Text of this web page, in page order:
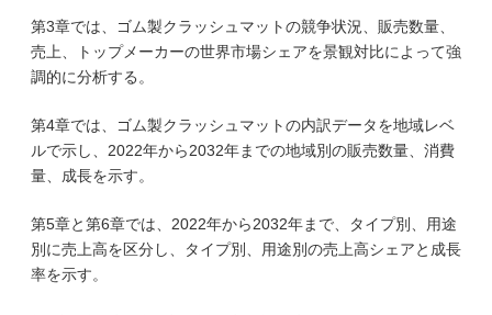
第3章では、ゴム製クラッシュマットの競争状況、販売数量、
売上、トップメーカーの世界市場シェアを景観対比によって強
調的に分析する。
第4章では、ゴム製クラッシュマットの内訳データを地域レベ
ルで示し、2022年から2032年までの地域別の販売数量、消費
量、成長を示す。
第5章と第6章では、2022年から2032年まで、タイプ別、用途
別に売上高を区分し、タイプ別、用途別の売上高シェアと成長
率を示す。